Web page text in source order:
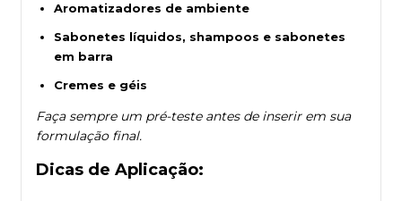
Aromatizadores de ambiente
Sabonetes líquidos, shampoos e sabonetes
em barra
Cremes e géis
Faça sempre um pré-teste antes de inserir em sua
formulação final.
Dicas de Aplicação: